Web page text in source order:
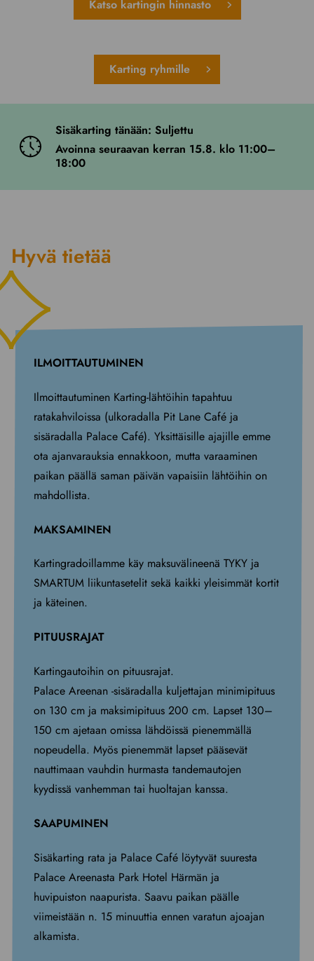
Katso kartingin hinnasto
Karting ryhmille
Sisäkarting tänään: Suljettu
Avoinna seuraavan kerran 15.8. klo 11:00–
18:00
Hyvä tietää
ILMOITTAUTUMINEN
Ilmoittautuminen Karting-lähtöihin tapahtuu
ratakahviloissa (ulkoradalla Pit Lane Café ja
sisäradalla Palace Café). Yksittäisille ajajille emme
ota ajanvarauksia ennakkoon, mutta varaaminen
paikan päällä saman päivän vapaisiin lähtöihin on
mahdollista.
MAKSAMINEN
Kartingradoillamme käy maksuvälineenä TYKY ja
SMARTUM liikuntasetelit sekä kaikki yleisimmät kortit
ja käteinen.
PITUUSRAJAT
Kartingautoihin on pituusrajat.
Palace Areenan -sisäradalla kuljettajan minimipituus
on 130 cm ja maksimipituus 200 cm. Lapset 130–
150 cm ajetaan omissa lähdöissä pienemmällä
nopeudella. Myös pienemmät lapset pääsevät
nauttimaan vauhdin hurmasta tandemautojen
kyydissä vanhemman tai huoltajan kanssa.
SAAPUMINEN
Sisäkarting rata ja Palace Café löytyvät suuresta
Palace Areenasta Park Hotel Härmän ja
huvipuiston naapurista. Saavu paikan päälle
viimeistään n. 15 minuuttia ennen varatun ajoajan
alkamista.